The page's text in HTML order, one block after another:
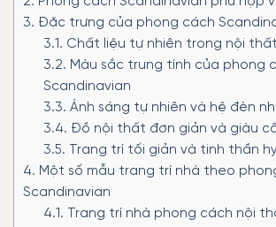
3. Đặc trưng của phong cách
3.1. Chất liệu tự nhiên trong nội
3.2. Màu sắc trung tính của phong
Scandinavian
3.3. Ánh sáng tự nhiên và hệ đèn
3.4. Đồ nội thất đơn giản và giàu
3.5. Trang trí tối giản và tinh thần
4. Một số mẫu trang trí nhà theo
Scandinavian
4.1. Trang trí nhà phong cách nội